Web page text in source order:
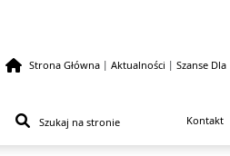
Strona Główna | Aktualności | Szanse
Kontakt